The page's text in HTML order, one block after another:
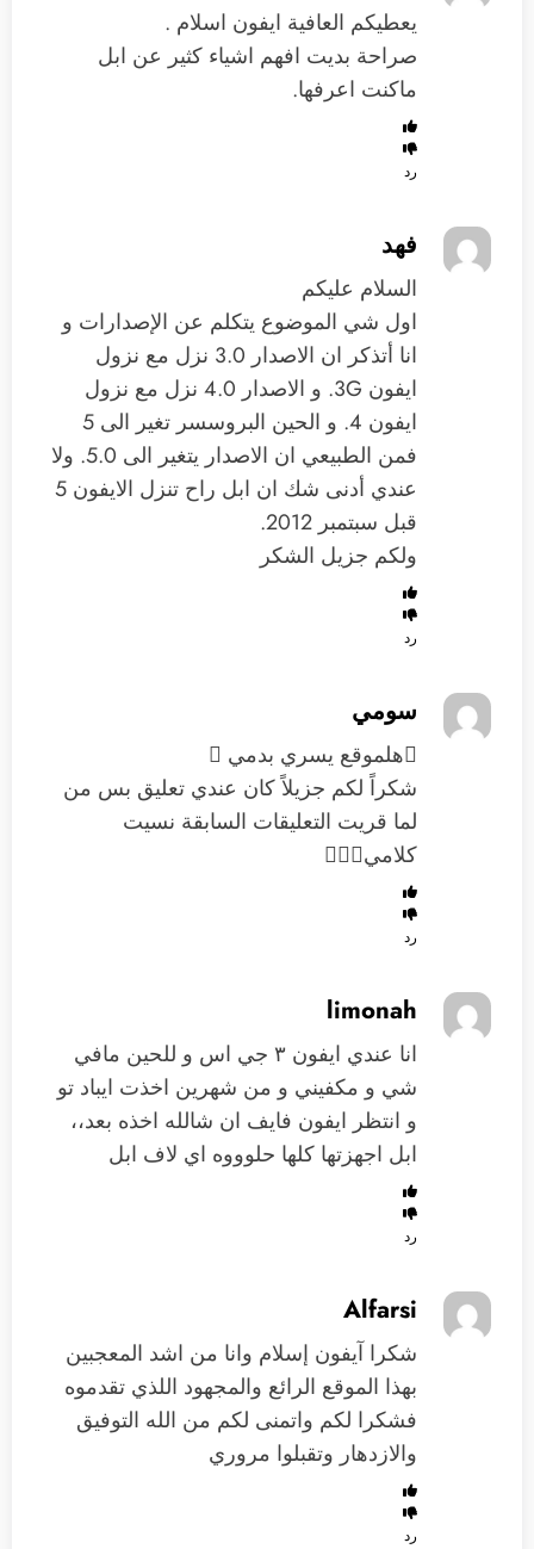
يعطيكم العافية ايفون اسلام .
صراحة بديت افهم اشياء كثير عن ابل
ماكنت اعرفها.
رد
فهد
السلام عليكم
اول شي الموضوع يتكلم عن الإصدارات و
انا أتذكر ان الاصدار 3.0 نزل مع نزول
ايفون 3G. و الاصدار 4.0 نزل مع نزول
ايفون 4. و الحين البروسسر تغير الى 5
فمن الطبيعي ان الاصدار يتغير الى 5.0. ولا
عندي أدنى شك ان ابل راح تنزل الايفون 5
قبل سبتمبر 2012.
ولكم جزيل الشكر
رد
سومي
هلموقع يسري بدمي 
شكراً لكم جزيلاً كان عندي تعليق بس من
لما قريت التعليقات السابقة نسيت
كلامي
رد
limonah
انا عندي ايفون ٣ جي اس و للحين مافي
شي و مكفيني و من شهرين اخذت ايباد تو
و انتظر ايفون فايف ان شالله اخذه بعد،،
ابل اجهزتها كلها حلوووه اي لاف ابل
رد
Alfarsi
شكرا آيفون إسلام وانا من اشد المعجبين
بهذا الموقع الرائع والمجهود اللذي تقدموه
فشكرا لكم واتمنى لكم من الله التوفيق
والازدهار وتقبلوا مروري
رد